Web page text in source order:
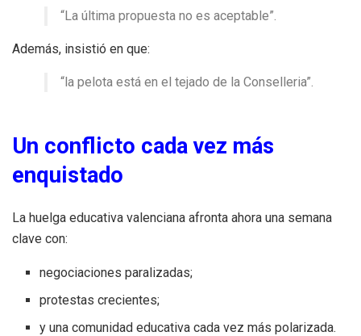
“La última propuesta no es aceptable”.
Además, insistió en que:
“la pelota está en el tejado de la Conselleria”.
Un conflicto cada vez más
enquistado
La huelga educativa valenciana afronta ahora una semana
clave con:
negociaciones paralizadas;
protestas crecientes;
y una comunidad educativa cada vez más polarizada.